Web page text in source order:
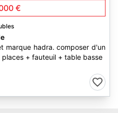
€
marque hadra. composer d'un
+ fauteuil + table basse